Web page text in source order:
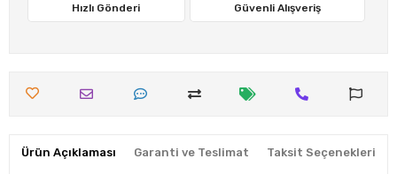
Hızlı Gönderi Güvenli Alışveriş
Ürün Açıklaması Garanti ve Teslimat Taksit Seçenekleri